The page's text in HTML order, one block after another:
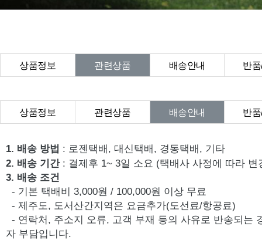
상품정보 관련상품 배송안내 반
상품정보 관련상품 배송안내 반
1. 배송 방법 : 로젠택배, 대신택배, 경동택배, 기타
2. 배송 기간 : 결제후 1~ 3일 소요 (택배사 사정에 따라 변
3. 배송 조건
- 기본 택배비 3,000원 / 100,000원 이상 무료
- 제주도, 도서산간지역은 요금추가(도선료/항공료)
- 연락처, 주소지 오류, 고객 부재 등의 사유로 반송되는
자 부담입니다.